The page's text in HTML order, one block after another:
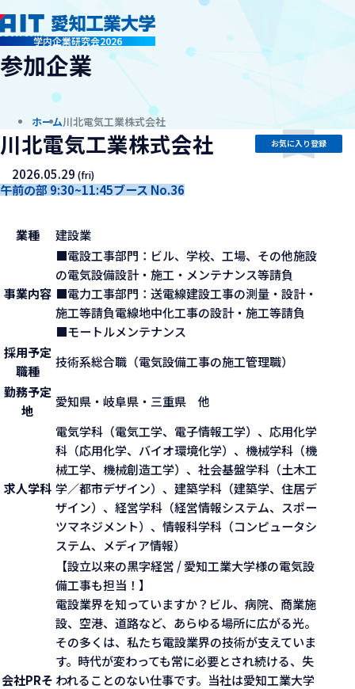
学内企業研究会2026
company
参加企業
ホーム川北電気工業株式会社
川北電気工業株式会社
2026.05.29(fri)
午前の部 9:30~11:45ブース No.36
お気に入り登録
業種 建設業
事業内容
■電設工事部門：ビル、学校、工場、その他施設
の電気設備設計・施工・メンテナンス等請負
■電力工事部門：送電線建設工事の測量・設計・
施工等請負電線地中化工事の設計・施工等請負
■モートルメンテナンス
採用予定
職種
技術系総合職（電気設備工事の施工管理職）
勤務予定
地
愛知県・岐阜県・三重県 他
求人学科
電気学科（電気工学、電子情報工学）、応用化学
科（応用化学、バイオ環境化学）、機械学科（機
械工学、機械創造工学）、社会基盤学科（土木工
学／都市デザイン）、建築学科（建築学、住居デ
ザイン）、経営学科（経営情報システム、スポー
ツマネジメント）、情報科学科（コンピュータシ
ステム、メディア情報）
会社PRそ
【設立以来の黒字経営 / 愛知工業大学様の電気設
備工事も担当！】
電設業界を知っていますか？ビル、病院、商業施
設、空港、道路など、あらゆる場所に広がる光。
その多くは、私たち電設業界の技術が支えていま
す。時代が変わっても常に必要とされ続ける、失
われることのない仕事です。当社は愛知工業大学